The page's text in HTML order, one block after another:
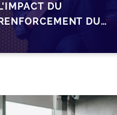
L'IMPACT DU
RENFORCEMENT DU
PACTE DUTREIL SUR
TRANSMISSION DES